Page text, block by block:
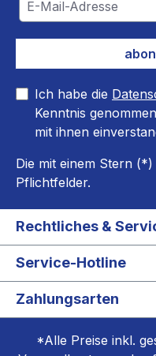
Ich habe die
Kenntnis
mit ihnen
Die mit einem Stern
Pflichtfelder.
Rechtliches &
Service-Hotline
Zahlungsarten
*Alle Preise inkl.